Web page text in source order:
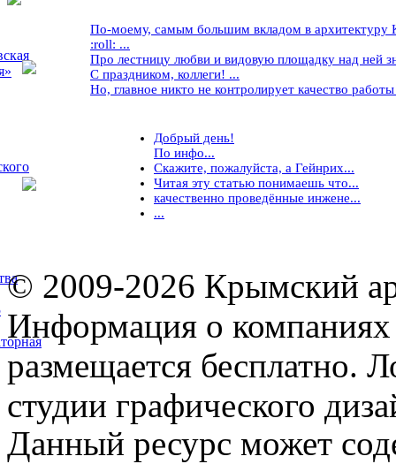
По-моему, самым большим вкладом в архитектуру
:roll: ...
Про лестницу любви и видовую площадку над ней
С праздником, коллеги! ...
Но, главное никто не контролирует качество
Добрый день!
По инфо...
Скажите, пожалуйста, а Гейнрих...
Читая эту статью понимаешь что...
качественно проведённые инжене...
...
© 2009-2026 Крымский
Информация о компаниях
размещается бесплатно.
студии графического
Данный ресурс может